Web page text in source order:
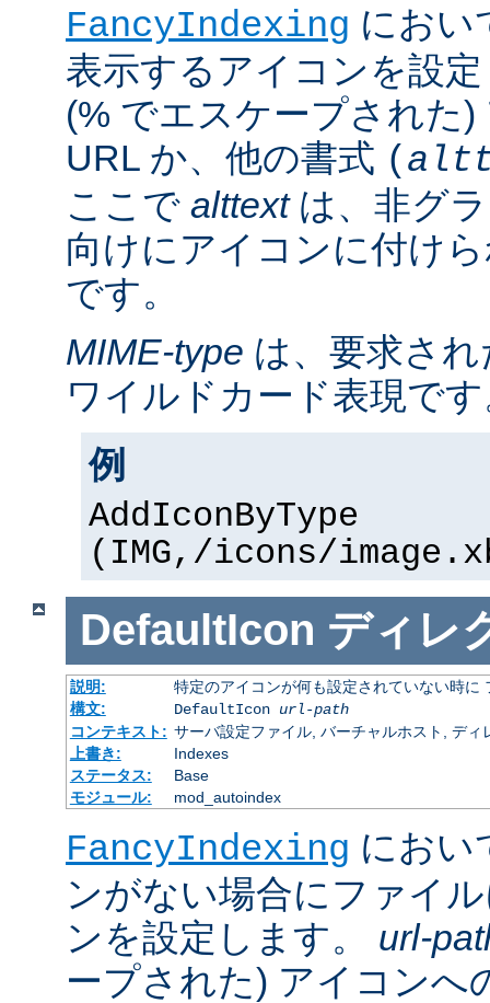
FancyIndexing におい
表示するアイコンを設
(% でエスケープされた
URL か、他の書式 (
ここで alttextは、非グ
向けにアイコンに付け
です。
MIME-type は、要求さ
ワイルドカード表現で
例
AddIconByType
(IMG,/icons/
DefaultIcon ディレ
説明:
特定のアイコンが何も設定されていない時に
構文:
DefaultIcon url-path
コンテキスト: サーバ設定ファイル, バーチャルホスト, ディ
上書き:
Indexes
ステータス:
Base
モジュール:
mod_autoindex
FancyIndexing におい
ンがない場合にファイ
ンを設定します。 url-
ープされた) アイコンへ